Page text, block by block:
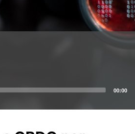
00:00